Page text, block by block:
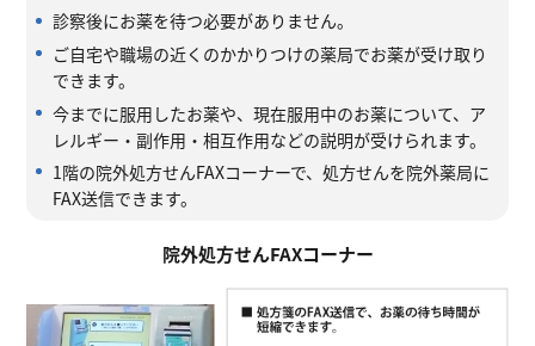
診察後にお薬を待つ必要がありません。
ご自宅や職場の近くのかかりつけの薬局でお薬が受け取り
できます。
今までに服用したお薬や、現在服用中のお薬について、ア
レルギー・副作用・相互作用などの説明が受けられます。
1階の院外処方せんFAXコーナーで、処方せんを院外薬局に
FAX送信できます。
院外処方せんFAXコーナー